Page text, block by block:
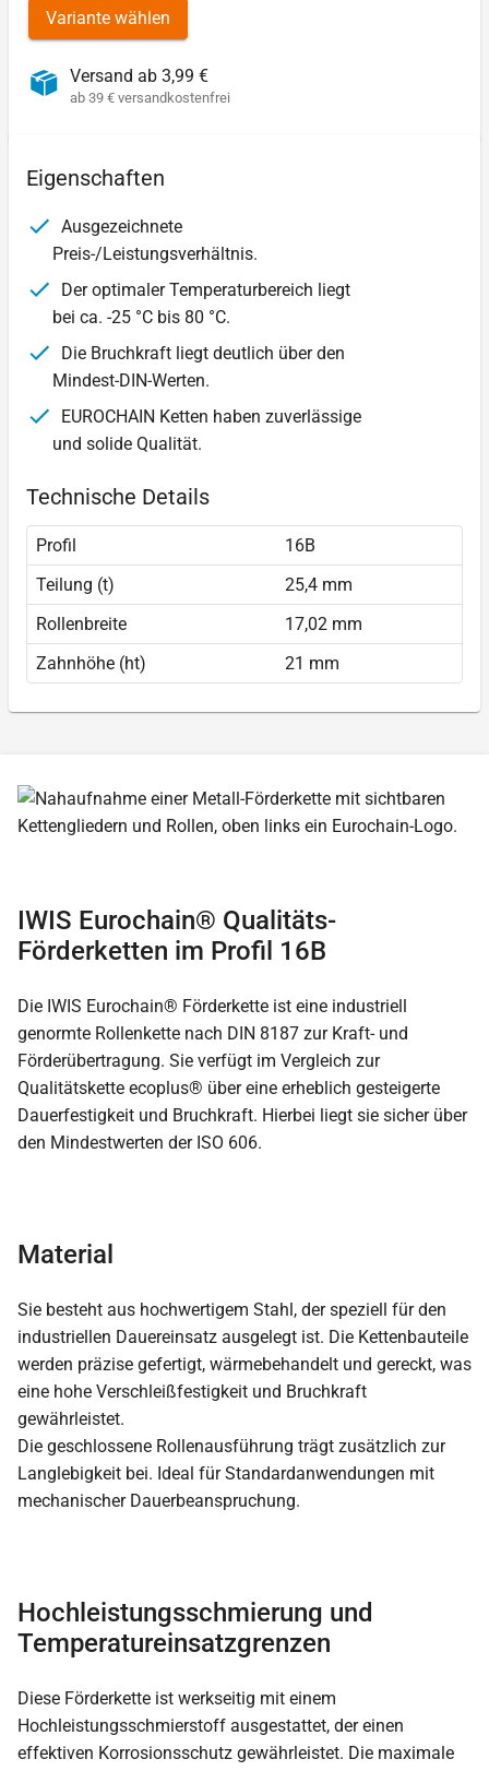
Variante wählen
Versand ab 3,99 €
ab 39 € versandkostenfrei
Eigenschaften
Ausgezeichnete
Preis-/Leistungsverhältnis.
Der optimaler Temperaturbereich liegt
bei ca. -25 °C bis 80 °C.
Die Bruchkraft liegt deutlich über den
Mindest-DIN-Werten.
EUROCHAIN Ketten haben zuverlässige
und solide Qualität.
Technische Details
Profil
16B
Teilung (t)
25,4 mm
Rollenbreite
17,02 mm
Zahnhöhe (ht)
21 mm
IWIS Eurochain® Qualitäts-
Förderketten im Profil 16B
Die IWIS Eurochain® Förderkette ist eine industriell
genormte Rollenkette nach DIN 8187 zur Kraft- und
Förderübertragung. Sie verfügt im Vergleich zur
Qualitätskette ecoplus® über eine erheblich gesteigerte
Dauerfestigkeit und Bruchkraft. Hierbei liegt sie sicher über
den Mindestwerten der ISO 606.
Material
Sie besteht aus hochwertigem Stahl, der speziell für den
industriellen Dauereinsatz ausgelegt ist. Die Kettenbauteile
werden präzise gefertigt, wärmebehandelt und gereckt, was
eine hohe Verschleißfestigkeit und Bruchkraft
gewährleistet.
Die geschlossene Rollenausführung trägt zusätzlich zur
Langlebigkeit bei. Ideal für Standardanwendungen mit
mechanischer Dauerbeanspruchung.
Hochleistungsschmierung und
Temperatureinsatzgrenzen
Diese Förderkette ist werkseitig mit einem
Hochleistungsschmierstoff ausgestattet, der einen
effektiven Korrosionsschutz gewährleistet. Die maximale